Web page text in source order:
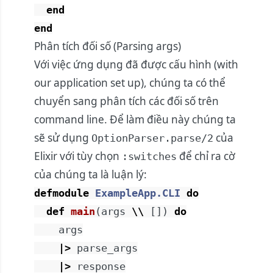
end
end
Phân tích đối số (Parsing args)
Với việc ứng dụng đã được cấu hình (with
our application set up), chúng ta có thể
chuyển sang phân tích các đối số trên
command line. Để làm điều này chúng ta
sẽ sử dụng OptionParser.parse/2 của
Elixir với tùy chọn :switches để chỉ ra cờ
của chúng ta là luận lý:
defmodule ExampleApp.CLI do
def main ( args \\ [ ] )
do
args
|> parse_args
|>
response